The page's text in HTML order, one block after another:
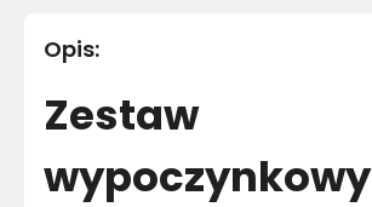
Kolor tkaniny
Kolekcja tkaniny
Kolekcja
Opis:
Zestaw
wypoczynkowy